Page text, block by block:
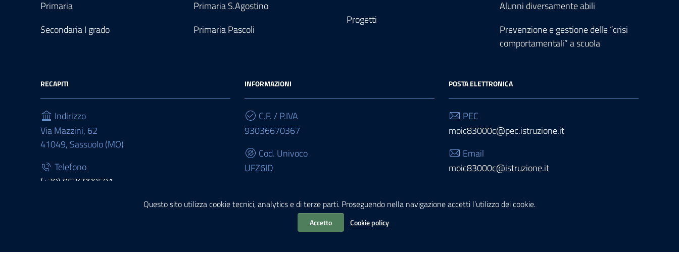
Questo sito utilizza cookie tecnici, analytics e di terze parti. Proseguendo nella navigazione accetti l’utilizzo dei cookie.
Accetto Cookie policy
Primaria
Secondaria I grado
Primaria S.Agostino
Primaria Pascoli
Progetti
Alunni diversamente abili
Prevenzione e gestione delle “crisi
comportamentali” a scuola
RECAPITI
Indirizzo
Via Mazzini, 62
41049, Sassuolo (MO)
Telefono
(+39) 0536880501
INFORMAZIONI
C.F. / P.IVA
93036670367
Cod. Univoco
UFZ6ID
IT68E0503467010000000015950
POSTA ELETTRONICA
PEC
moic83000c@pec.istruzione.it
Email
moic83000c@istruzione.it